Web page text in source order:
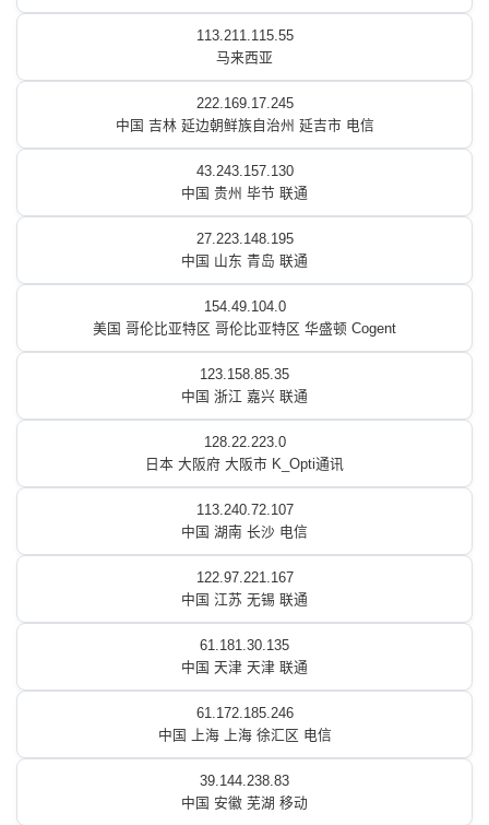
113.211.115.55
马来西亚
222.169.17.245
中国 吉林 延边朝鲜族自治州 延吉市 电信
43.243.157.130
中国 贵州 毕节 联通
27.223.148.195
中国 山东 青岛 联通
154.49.104.0
美国 哥伦比亚特区 哥伦比亚特区 华盛顿 Cogent
123.158.85.35
中国 浙江 嘉兴 联通
128.22.223.0
日本 大阪府 大阪市 K_Opti通讯
113.240.72.107
中国 湖南 长沙 电信
122.97.221.167
中国 江苏 无锡 联通
61.181.30.135
中国 天津 天津 联通
61.172.185.246
中国 上海 上海 徐汇区 电信
39.144.238.83
中国 安徽 芜湖 移动